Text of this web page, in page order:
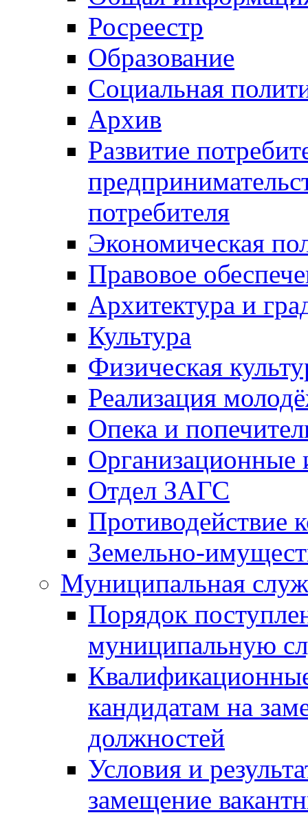
Росреестр
Образование
Социальная
Архив
Развитие
потребителя
Экономическая
Правовое
Архитектура и
Культура
Физическая
Реализация
Опека и
Отдел ЗАГС
Противодействие
Земельно-
Муниципальная
Порядок
муниципальную
кандидатам на
должностей
Условия и
замещение